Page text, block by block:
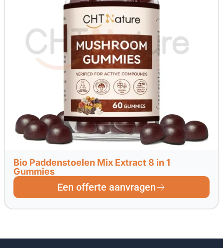
Bio Paddenstoelen Mix Extract 8 in 1
Gummies
Een offerte aanvragen